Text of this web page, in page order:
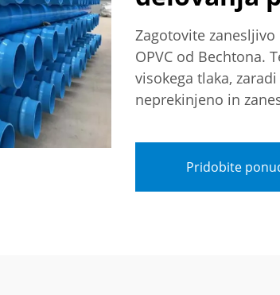
Zagotovite
OPVC od Bechtona.
visokega tlaka,
neprekinjeno in
Pridobite